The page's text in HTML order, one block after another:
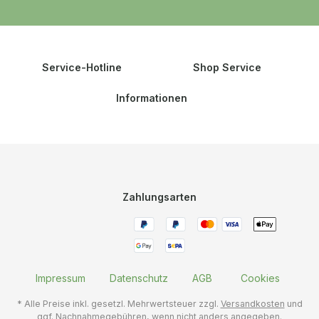
Service-Hotline Shop Service
Informationen
Zahlungsarten
Impressum Datenschutz AGB Cookies
* Alle Preise inkl. gesetzl. Mehrwertsteuer zzgl. Versandkosten und
ggf. Nachnahmegebühren, wenn nicht anders angegeben.